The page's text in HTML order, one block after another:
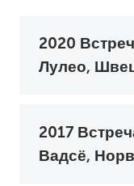
2020
Лулео,
2017
Вадсё,